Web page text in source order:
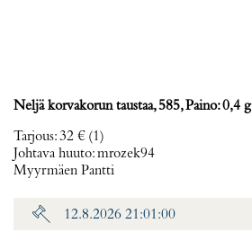
Neljä korvakorun taustaa, 585, Paino: 0,4 g
Tarjous:32 € (1)
Johtava huuto:mrozek94
Myyrmäen Pantti
12.8.2026 21:01:00